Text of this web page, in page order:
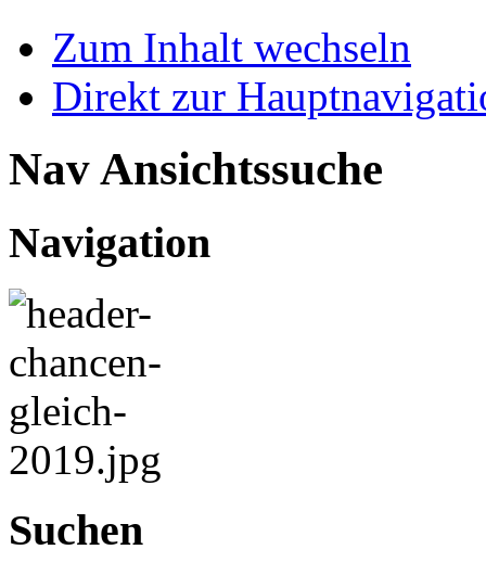
Zum Inhalt wechseln
Direkt zur
Nav Ansichtssuche
Navigation
Suchen